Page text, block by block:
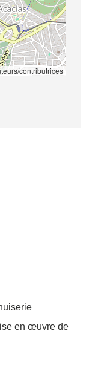
contributrices
en œuvre de